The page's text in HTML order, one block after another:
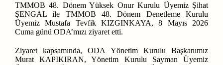
TMMOB 48. Dönem Yüksek Onur Kurulu Üyemiz Şihat
ŞENGAL ile TMMOB 48. Dönem Denetleme Kurulu
Üyemiz Mustafa Tevfik KIZGINKAYA, 8 Mayıs 2026
Cuma günü ODA’mızı ziyaret etti.
Ziyaret kapsamında, ODA Yönetim Kurulu Başkanımız
Murat KAPIKIRAN, Yönetim Kurulu Sayman Üyemiz